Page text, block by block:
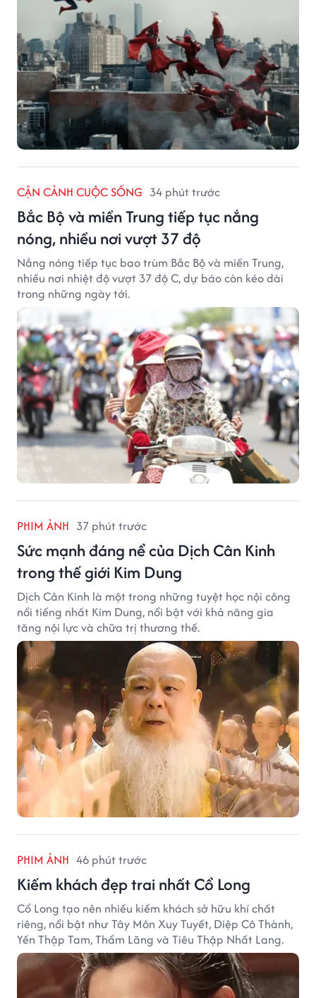
CẬN CẢNH CUỘC SỐNG 34 phút trước
Bắc Bộ và miền Trung tiếp tục nắng
nóng, nhiều nơi vượt 37 độ
Nắng nóng tiếp tục bao trùm Bắc Bộ và miền Trung,
nhiều nơi nhiệt độ vượt 37 độ C, dự báo còn kéo dài
trong những ngày tới.
PHIM ẢNH 37 phút trước
Sức mạnh đáng nể của Dịch Cân Kinh
trong thế giới Kim Dung
Dịch Cân Kinh là một trong những tuyệt học nội công
nổi tiếng nhất Kim Dung, nổi bật với khả năng gia
tăng nội lực và chữa trị thương thế.
PHIM ẢNH 46 phút trước
Kiếm khách đẹp trai nhất Cổ Long
Cổ Long tạo nên nhiều kiếm khách sở hữu khí chất
riêng, nổi bật như Tây Môn Xuy Tuyết, Diệp Cô Thành,
Yến Thập Tam, Thẩm Lãng và Tiêu Thập Nhất Lang.